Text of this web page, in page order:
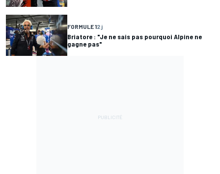
FORMULE 12 j
Briatore : "Je ne sais pas pourquoi Alpine ne
gagne pas"